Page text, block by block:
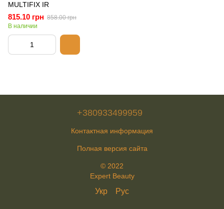
MULTIFIX IR
815.10 грн 858.00 грн
В наличии
+380933499959
Контактная информация
Полная версия сайта
© 2022
Expert Beauty
Укр Рус